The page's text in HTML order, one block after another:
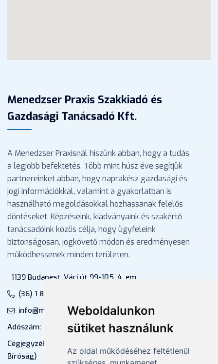
Weboldalunkon
sütiket használunk
Az oldal működéséhez feltétlenül
Menedzser Praxis Szakkiadó és
Gazdasági Tanácsadó Kft.
A Menedzser Praxisnál hiszünk abban, hogy a tudás
a legjobb befektetés. Több mint húsz éve segítjük
partnereinket abban, hogy naprakész gazdasági és
jogi információkkal, valamint a gyakorlatban is
használható megoldásokkal hozhassanak felelős
döntéseket. Képzéseink, kiadványaink és szakértő
tanácsadóink közös célja, hogy ügyfeleink
biztonságosan, jogkövető módon és eredményesen
működhessenek minden területen.
1139 Budapest, Váci út 99-105. 4. em.
(36) 1 880 76 00
info@mprx.hu
Adószám: 13598145-2-41
Cégjegyzékszám: 01-09-883770 (Fővárosi
Bíróság)